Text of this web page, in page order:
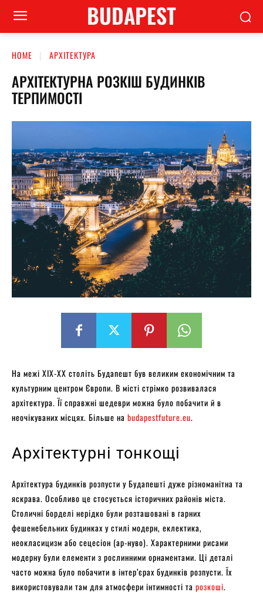
BUDAPEST
HOME АРХІТЕКТУРА
АРХІТЕКТУРНА РОЗКІШ БУДИНКІВ
ТЕРПИМОСТІ
На межі ХІХ-XX століть Будапешт був великим економічним та
культурним центром Європи. В місті стрімко розвивалася
архітектура. Її справжні шедеври можна було побачити й в
неочікуваних місцях. Більше на budapestfuture.eu.
Архітектурні тонкощі
Архітектура будинків розпусти у Будапешті дуже різноманітна та
яскрава. Особливо це стосується історичних районів міста.
Столичні борделі нерідко були розташовані в гарних
фешенебельних будинках у стилі модерн, еклектика,
неокласицизм або сецесіон (ар-нуво). Характерними рисами
модерну були елементи з рослинними орнаментами. Ці деталі
часто можна було побачити в інтер’єрах будинків розпусти. Їх
використовували там для атмосфери інтимності та розкоші.